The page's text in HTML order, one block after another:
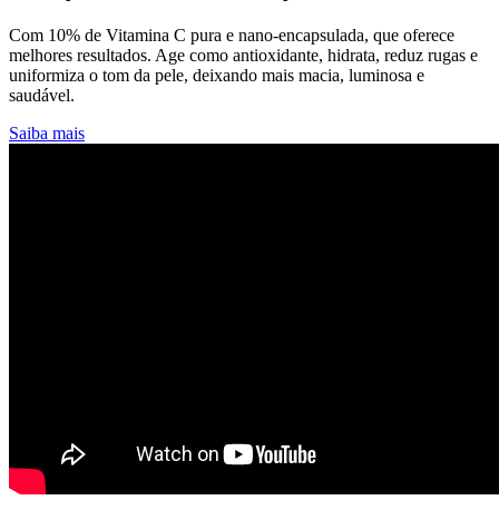
Com 10% de Vitamina C pura e nano-encapsulada, que oferece
melhores resultados. Age como antioxidante, hidrata, reduz rugas e
uniformiza o tom da pele, deixando mais macia, luminosa e
saudável.
Saiba mais